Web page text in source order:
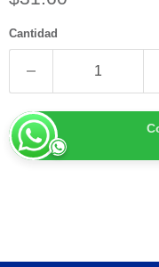
Cantidad